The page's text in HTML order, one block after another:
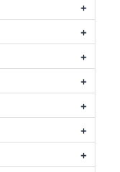
+
+
+
+
+
+
+